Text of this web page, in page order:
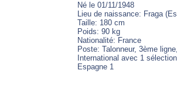
Né le 01/11/1948
Lieu de naissance: Fraga
Taille: 180 cm
Poids: 90 kg
Nationalité: France
Poste: Talonneur, 3ème
International avec 1
Espagne 1